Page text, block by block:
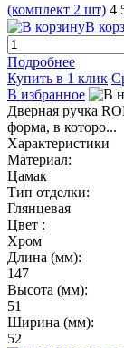
(комплект 2 шт) 4
В
Подробнее
Купить в 1 клик
В избранное
Дверная ручка
форма, в которо...
Характеристики
Материал:
Цамак
Тип отделки:
Глянцевая
Цвет :
Хром
Длина (мм):
147
Высота (мм):
51
Ширина (мм):
52